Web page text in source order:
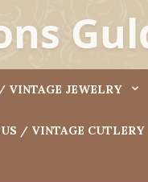
VINTAGE JEWELRY
/ VINTAGE CUTLERY